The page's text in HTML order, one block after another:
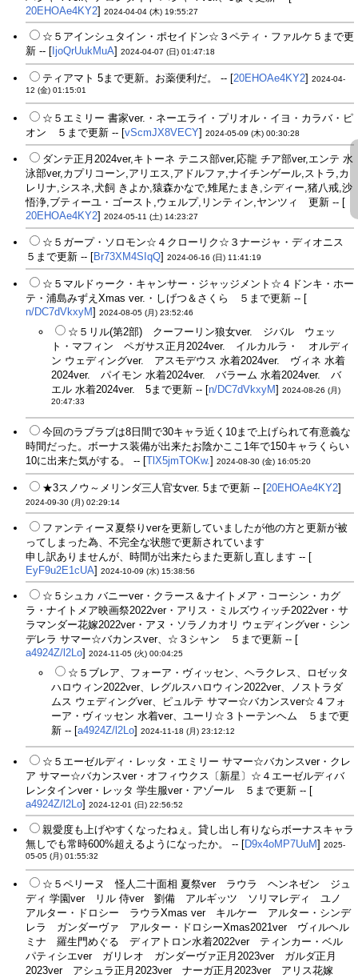
20EHOAe4KY2] 2024-04-04 (木) 19:55:27
☆５アインシュタイン・ポセイドン☆３ペティ・ファルケ５まで更
新 -- [ IjoQrUukMuA] 2024-04-07 (日) 01:47:18
ティアマト 5まで更新。お薬便利だ。 -- [20EHOAe4KY2] 2024-04-
12 (金) 01:15:01
☆５エミリー 書家ver.・ネーエライ・プリオル・イヨ・カラバ・ピ
オン ５まで更新 -- [vScmJX8VECY] 2024-05-09 (木) 00:30:28
ダンテ正月2024ver,キトーネ テニス部ver,応龍 チア部ver,エンテ 水
泳部ver,カプリコーン,アリエス,アドルファ,ナイチンゲール,ストラ,カ
レリナ,シスネ,犬飼 きよか,猿森かなで,雉尾たまき,シディー,猪八戒,沙
悟浄,ブティーユ・ゴースト,ウェルプ,リンティン,ヤンツィ 更新 -- [
20EHOAe4KY2] 2024-05-11 (土) 14:23:27
☆５ガープ・ソロモン☆４クローリク☆３ナージャ・ディオニス
５まで更新 -- [Br73XM4SIqQ] 2024-06-16 (日) 11:41:19
☆５マルドゥーク・キャンサー・ジャッジメント☆４ドンキ・ホー
テ・浦島みずえXmas ver.・しげつ＆さくら ５まで更新 -- [
n/DC7dVkxyM] 2024-08-05 (月) 23:52:46
☆５リル(第2部) クーフーリン狼女ver. ジバル ウェッ
ト・マフィン ペガサス正月2024ver. イルカルラ・ オルディ
ン ウェディングver. アスモデウス 水着2024ver. ヴィネ 水着
2024ver. パイモン 水着2024ver. バラーム 水着2024ver. バ
エル 水着2024ver. 5まで更新 -- [n/DC7dVkxyM] 2024-08-26 (月)
20:47:33
今回のラブラブは8日間で30キャラ近く10まで上げられて有意義な
時間だった。ボーナス装備が出来たお陰かここ1年で150キャラくらい
10に出来た気がする。 -- [TlX5jmTOKw.] 2024-08-30 (金) 16:05:20
★3スノウ～メリンダ三人官女ver. 5まで更新 -- [20EHOAe4KY2]
2024-09-30 (月) 02:29:14
ファンティーヌ夏祭りverを更新していましたが他の方と更新が被
ってしまった為、不完全な状態で更新されています
申し訳ありませんが、時間が出来たらまた更新し直します -- [
EyF9u2E1cUA] 2024-10-09 (水) 15:38:56
☆５シュカ バニーver・クラース＆ナイトメア・コーシン・カグ
ラ・ナイトメア映画祭2022ver・アリス・ミルズウィッチ2022ver・サ
ラマンダー花嫁2022ver・アヌ・ソラノカオリ ウェディングver・シン
デレラ サマー☆バカンスver、☆３シャン ５まで更新 -- [
a4924Z/l2Lo] 2024-11-05 (火) 00:04:25
☆５ブレア、フォーア・ヴィッセン、ヘラクレス、ロゼッタ
ハロウィン2022ver、レグルスハロウィン2022ver、ノストラダ
ムス ウェディングver、ピュルテ サマー☆バカンスver☆４フォ
ーア・ヴィッセン 水着ver、ユーリ☆３トーテンヘム ５まで更
新 -- [a4924Z/l2Lo] 2024-11-18 (月) 23:12:12
☆５エーゼルディ・レッタ・エミリー サマー☆バカンスver・クレ
ア サマー☆バカンスver・オフィウクス〔新星〕☆４エーゼルディバ
レンタインver・レッタ 学生服ver・アゾール ５まで更新 -- [
a4924Z/l2Lo] 2024-12-01 (日) 22:56:52
親愛度も上げやすくなったねぇ。貸し出し有りならボーナスキャラ
無しでも常時600%超えるようになったか。 -- [D9x4oMP7UuM] 2025-
05-05 (月) 01:55:32
☆５ペリーヌ 怪人二十面相 夏祭ver ラウラ ヘンネゼン ジュ
ディ 学園ver リル 侍ver 劉備 アルギッツ ソリマレディ ユノ
アルター・ドロシー ラウラXmas ver キルケー アルター・シンデ
レラ ガンダーヴァ アルター・ドロシーXmas2021ver ヴィルヘル
ミナ 羅生門めぐる ディアトロン水着2022ver ティンカー・ベル
パティシエver ガリレオ ガンダーヴァ正月2023ver ガルダ正月
2023ver アシュラ正月2023ver ナーガ正月2023ver アリス花嫁